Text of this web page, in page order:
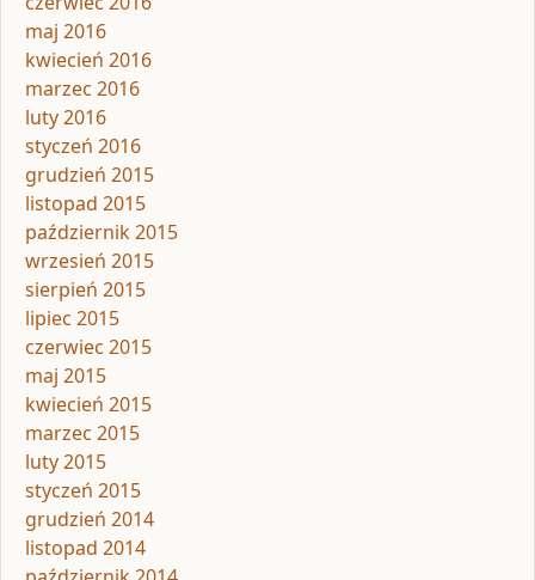
maj 2016
kwiecień 2016
marzec 2016
luty 2016
styczeń 2016
grudzień 2015
listopad 2015
październik 2015
wrzesień 2015
sierpień 2015
lipiec 2015
czerwiec 2015
maj 2015
kwiecień 2015
marzec 2015
luty 2015
styczeń 2015
grudzień 2014
listopad 2014